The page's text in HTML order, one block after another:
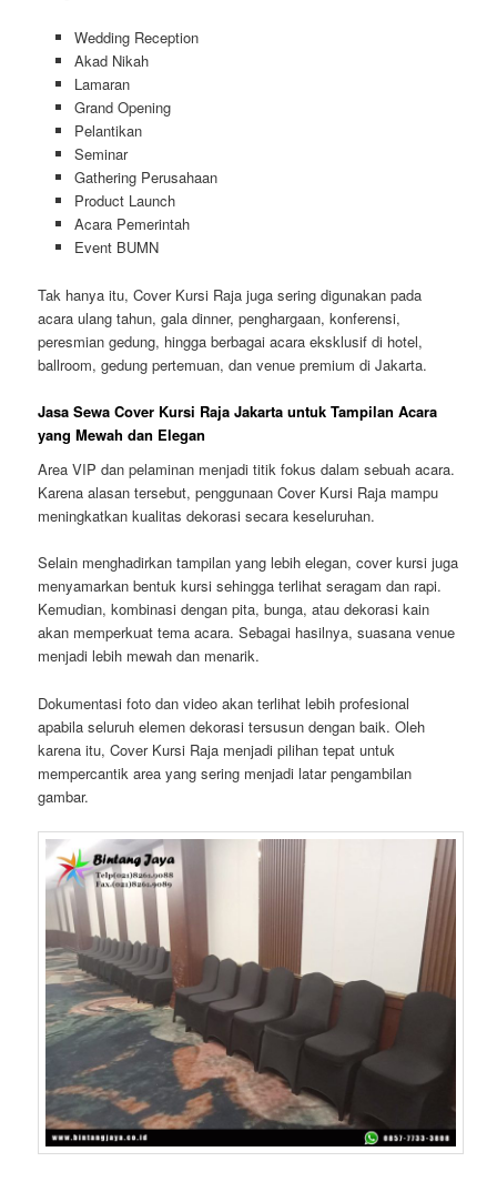
Wedding Reception
Akad Nikah
Lamaran
Grand Opening
Pelantikan
Seminar
Gathering Perusahaan
Product Launch
Acara Pemerintah
Event BUMN
Tak hanya itu, Cover Kursi Raja juga sering digunakan pada
acara ulang tahun, gala dinner, penghargaan, konferensi,
peresmian gedung, hingga berbagai acara eksklusif di hotel,
ballroom, gedung pertemuan, dan venue premium di Jakarta.
Jasa Sewa Cover Kursi Raja Jakarta untuk Tampilan Acara
yang Mewah dan Elegan
Area VIP dan pelaminan menjadi titik fokus dalam sebuah acara.
Karena alasan tersebut, penggunaan Cover Kursi Raja mampu
meningkatkan kualitas dekorasi secara keseluruhan.
Selain menghadirkan tampilan yang lebih elegan, cover kursi juga
menyamarkan bentuk kursi sehingga terlihat seragam dan rapi.
Kemudian, kombinasi dengan pita, bunga, atau dekorasi kain
akan memperkuat tema acara. Sebagai hasilnya, suasana venue
menjadi lebih mewah dan menarik.
Dokumentasi foto dan video akan terlihat lebih profesional
apabila seluruh elemen dekorasi tersusun dengan baik. Oleh
karena itu, Cover Kursi Raja menjadi pilihan tepat untuk
mempercantik area yang sering menjadi latar pengambilan
gambar.